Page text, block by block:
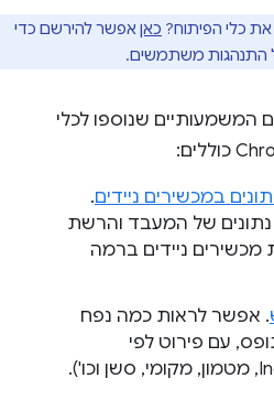
את כלי הפיתוח? כאןאפשר להירשם כדי
המשמעותיים שנוספו לכלי
במכשירים ניידים.
נתונים של המעבד והרשת
מכשירים ניידים ברמה
. אפשר לראות כמה נפח
עם פירוט לפי